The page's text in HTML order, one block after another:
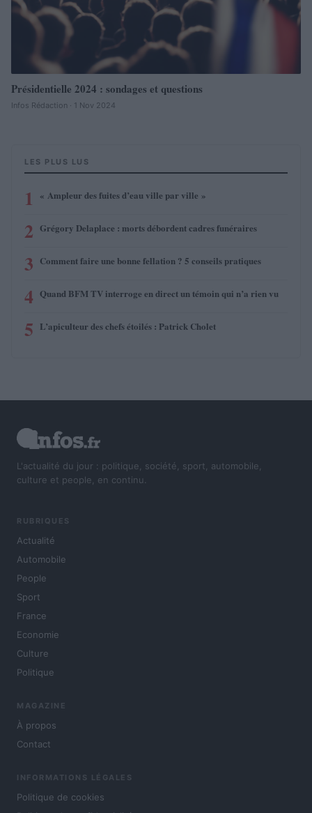
Présidentielle 2024 : sondages et questions
Infos Rédaction · 1 Nov 2024
LES PLUS LUS
1 « Ampleur des fuites d’eau ville par ville »
2 Grégory Delaplace : morts débordent cadres funéraires
3 Comment faire une bonne fellation ? 5 conseils pratiques
4 Quand BFM TV interroge en direct un témoin qui n’a rien vu
5 L’apiculteur des chefs étoilés : Patrick Cholet
L'actualité du jour : politique, société, sport, automobile,
culture et people, en continu.
RUBRIQUES
Actualité
Automobile
People
Sport
France
Economie
Culture
Politique
MAGAZINE
À propos
Contact
INFORMATIONS LÉGALES
Politique de cookies